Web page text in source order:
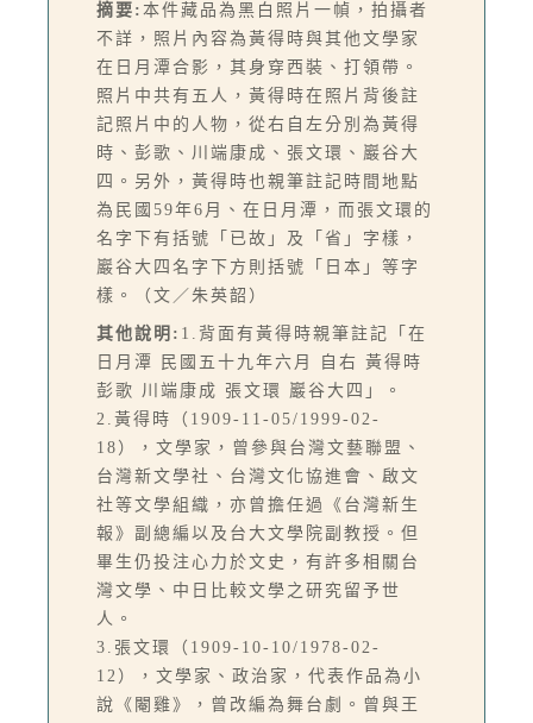
摘要: 本件藏品為黑白照片一幀，拍攝者
不詳，照片內容為黃得時與其他文學家
在日月潭合影，其身穿西裝、打領帶。
照片中共有五人，黃得時在照片背後註
記照片中的人物，從右自左分別為黃得
時、彭歌、川端康成、張文環、巖谷大
四。另外，黃得時也親筆註記時間地點
為民國59年6月、在日月潭，而張文環的
名字下有括號「已故」及「省」字樣，
巖谷大四名字下方則括號「日本」等字
樣。（文／朱英韶）
其他說明: 1.背面有黃得時親筆註記「在
日月潭 民國五十九年六月 自右 黃得時
彭歌 川端康成 張文環 巖谷大四」。
2.黃得時（1909-11-05/1999-02-
18），文學家，曾參與台灣文藝聯盟、
台灣新文學社、台灣文化協進會、啟文
社等文學組織，亦曾擔任過《台灣新生
報》副總編以及台大文學院副教授。但
畢生仍投注心力於文史，有許多相關台
灣文學、中日比較文學之研究留予世
人。
3.張文環（1909-10-10/1978-02-
12），文學家、政治家，代表作品為小
說《閹雞》，曾改編為舞台劇。曾與王